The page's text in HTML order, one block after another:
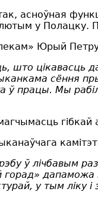
асноўная
у Полацку.
Юрый
цікавасць да
сёння
ў працы. Мы
гібкай
ў лічбавым
дапаможа
у тым ліку і